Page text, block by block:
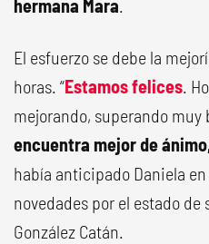
hermana Mara.
El esfuerzo se debe la
horas. “Estamos felices.
mejorando, superando
encuentra mejor de
había anticipado Daniela
novedades por el estado de
González Catán.